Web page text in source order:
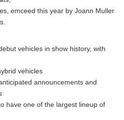
emceed this year by Joann Muller
vehicles in show history, with
vehicles
announcements and
have one of the largest lineup of